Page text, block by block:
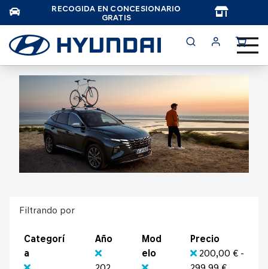
RECOGIDA EN CONCESIONARIO
GRATIS
Filtrando por
Categorí
a
Año
Mod
elo
Precio
200,00 € -